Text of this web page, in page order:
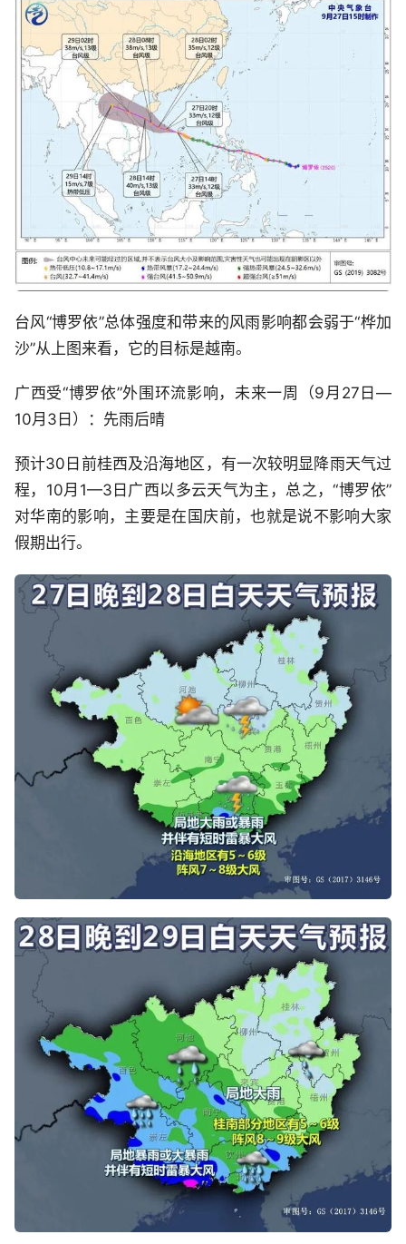
台风“博罗依”总体强度和带来的风雨影响都会弱于“桦加
沙”从上图来看，它的目标是越南。
广西受“博罗依”外围环流影响，未来一周（9月27日—
10月3日）：先雨后晴
预计30日前桂西及沿海地区，有一次较明显降雨天气过
程，10月1—3日广西以多云天气为主，总之，“博罗依”
对华南的影响，主要是在国庆前，也就是说不影响大家
假期出行。